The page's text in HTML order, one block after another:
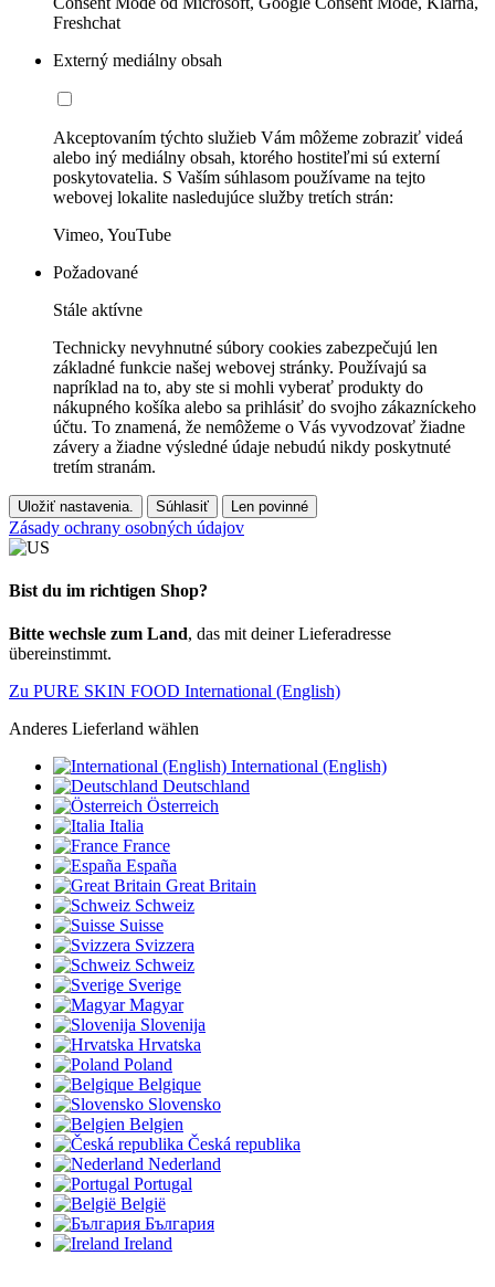
Freshchat
Externý mediálny obsah
Akceptovaním týchto služieb Vám môžeme zobraziť videá
alebo iný mediálny obsah, ktorého hostiteľmi sú externí
poskytovatelia. S Vaším súhlasom používame na tejto
webovej lokalite nasledujúce služby tretích strán:
Vimeo, YouTube
Požadované
Stále aktívne
Technicky nevyhnutné súbory cookies zabezpečujú len
základné funkcie našej webovej stránky. Používajú sa
napríklad na to, aby ste si mohli vyberať produkty do
nákupného košíka alebo sa prihlásiť do svojho zákazníckeho
účtu. To znamená, že nemôžeme o Vás vyvodzovať žiadne
závery a žiadne výsledné údaje nebudú nikdy poskytnuté
tretím stranám.
Uložiť nastavenia. Súhlasiť Len povinné
Zásady ochrany osobných údajov
Bist du im richtigen Shop?
Bitte wechsle zum Land, das mit deiner Lieferadresse
übereinstimmt.
Zu PURE SKIN FOOD International (English)
Anderes Lieferland wählen
International (English)
Deutschland
Österreich
Italia
France
España
Great Britain
Schweiz
Suisse
Svizzera
Schweiz
Sverige
Magyar
Slovenija
Hrvatska
Poland
Belgique
Slovensko
Belgien
Česká republika
Nederland
Portugal
België
България
Ireland